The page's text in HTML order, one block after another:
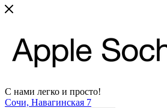
С нами легко и просто!
Сочи, Навагинская 7